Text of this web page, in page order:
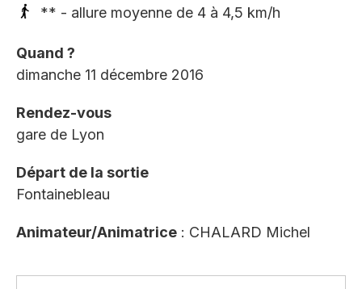
** - allure moyenne de 4 à 4,5 km/h
Quand ?
dimanche 11 décembre 2016
Rendez-vous
gare de Lyon
Départ de la sortie
Fontainebleau
Animateur/Animatrice : CHALARD Michel